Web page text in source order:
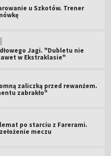
u Szkotów. Trener
Jagi. "Dubletu nie
w Ekstraklasie"
zaliczką przed rewanżem.
zabrakło"
po starciu z Farerami.
meczu